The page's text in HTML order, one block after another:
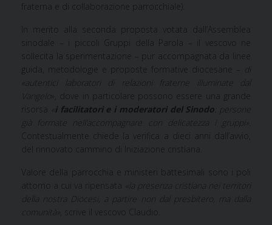
fraterna e di collaborazione parrocchiale).
In merito alla seconda proposta votata dall’Assemblea
sinodale – i piccoli Gruppi della Parola – il vescovo ne
sollecita la sperimentazione – pur accompagnata da linee
guida, metodologie e proposte formative diocesane –
«autentici laboratori di relazioni fraterne illuminate dal
», dove in particolare possono essere una grande
risorsa
i facilitatori e i moderatori del Sinodo
già formate nell’accompagnare con delicatezza i gruppi».
Contestualmente chiede la verifica a dieci anni dall’avvio,
del rinnovato cammino di Iniziazione cristiana.
Valore della parrocchia e ministeri battesimali sono i poli
attorno a cui va ripensata
«la presenza cristiana nei territori
, scrive il vescovo Claudio.